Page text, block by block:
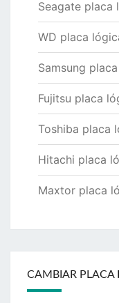
Seagate placa
WD placa
Samsung
Fujitsu placa
Toshiba placa
Hitachi placa
Maxtor placa
CAMBIAR PLACA